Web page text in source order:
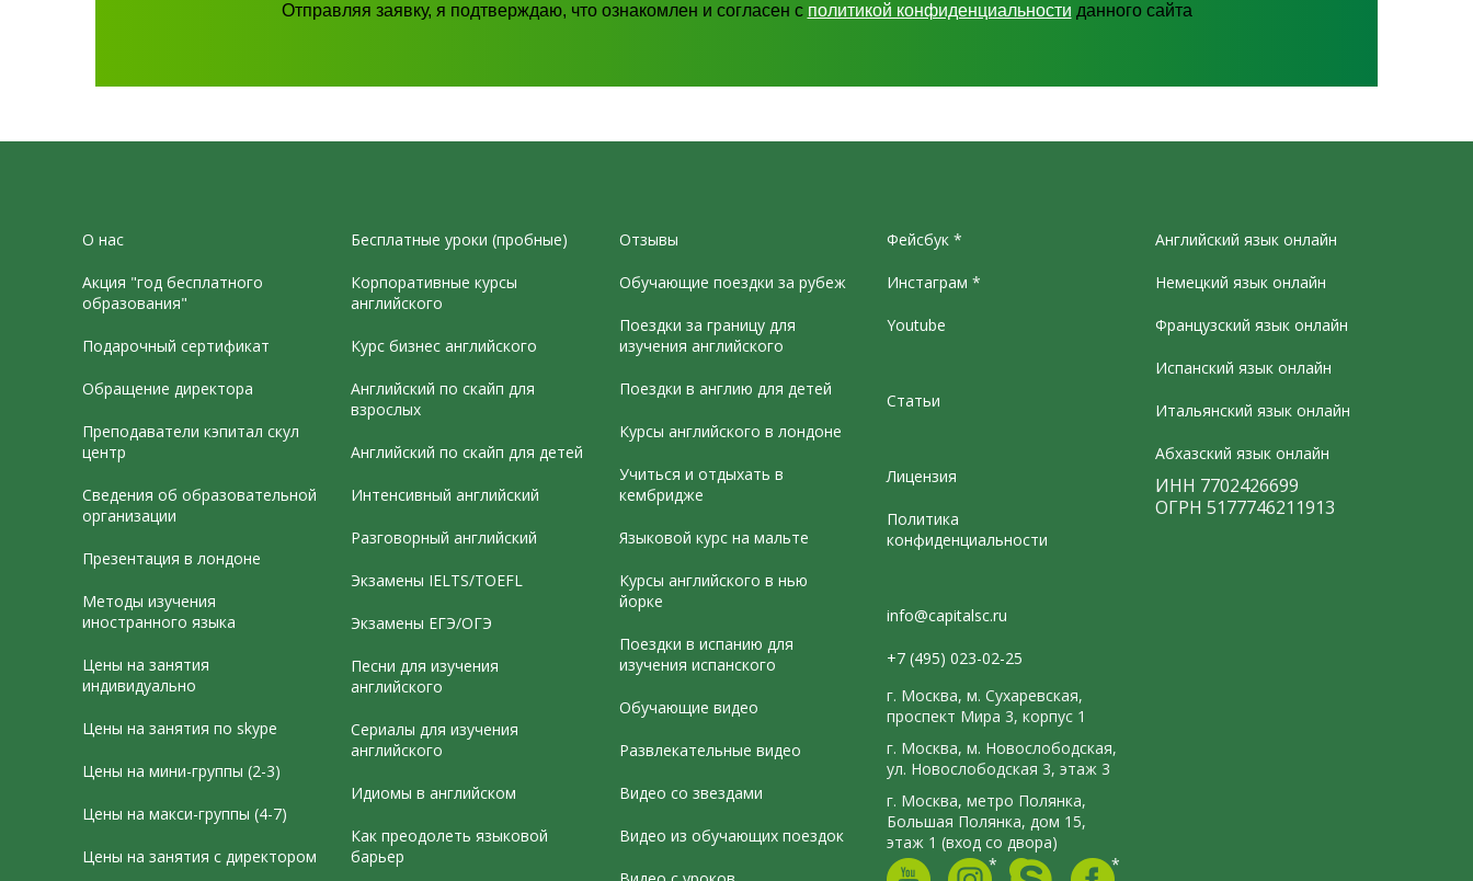
Отправляя заявку, я подтверждаю, что ознакомлен и согласен с политикой конфиденциальности данного сайта
О нас
Акция "год бесплатного
образования"
Подарочный сертификат
Обращение директора
Преподаватели кэпитал скул
центр
Сведения об образовательной
организации
Презентация в лондоне
Методы изучения
иностранного языка
Цены на занятия
индивидуально
Цены на занятия по skype
Цены на мини-группы (2-3)
Цены на макси-группы (4-7)
Цены на занятия с директором
Бесплатные уроки (пробные)
Корпоративные курсы
английского
Курс бизнес английского
Английский по скайп для
взрослых
Английский по скайп для детей
Интенсивный английский
Разговорный английский
Экзамены IELTS/TOEFL
Экзамены ЕГЭ/ОГЭ
Песни для изучения
английского
Сериалы для изучения
английского
Идиомы в английском
Как преодолеть языковой
барьер
Отзывы
Обучающие поездки за рубеж
Поездки за границу для
изучения английского
Поездки в англию для детей
Курсы английского в лондоне
Учиться и отдыхать в
кембридже
Языковой курс на мальте
Курсы английского в нью
йорке
Поездки в испанию для
изучения испанского
Обучающие видео
Развлекательные видео
Видео со звездами
Видео из обучающих поездок
Фейсбук *
Инстаграм *
Youtube
Статьи
Лицензия
Политика
конфиденциальности
info@capitalsc.ru
+7 (495) 023-02-25
г. Москва, м. Сухаревская,
проспект Мира 3, корпус 1
г. Москва, м. Новослободская,
ул. Новослободская 3, этаж 3
г. Москва, метро Полянка,
Большая Полянка, дом 15,
этаж 1 (вход со двора)
*
*
Английский язык онлайн
Немецкий язык онлайн
Французский язык онлайн
Испанский язык онлайн
Итальянский язык онлайн
Абхазский язык онлайн
ИНН 7702426699
ОГРН 5177746211913